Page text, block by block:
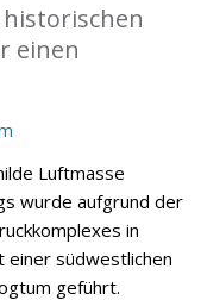
einen
Luftmasse
wurde aufgrund der
in
einer südwestlichen
geführt.